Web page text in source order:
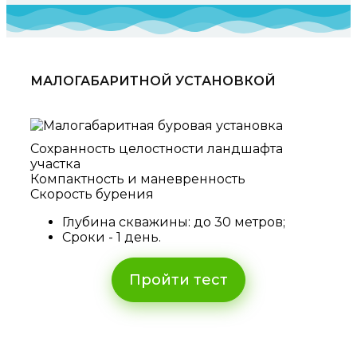
МАЛОГАБАРИТНОЙ УСТАНОВКОЙ
Сохранность целостности ландшафта
участка
Компактность и маневренность
Скорость бурения
Глубина скважины: до 30 метров;
Сроки - 1 день.
Пройти тест